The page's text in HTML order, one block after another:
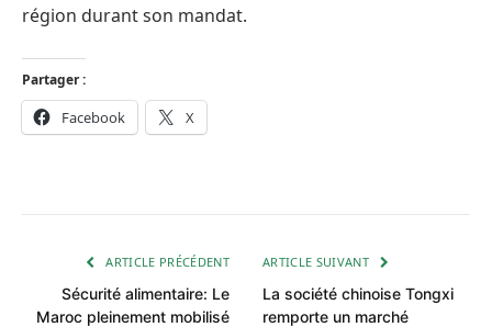
région durant son mandat.
Partager :
Facebook X
ARTICLE PRÉCÉDENT
Sécurité alimentaire: Le
Maroc pleinement mobilisé
ARTICLE SUIVANT
La société chinoise Tongxi
remporte un marché